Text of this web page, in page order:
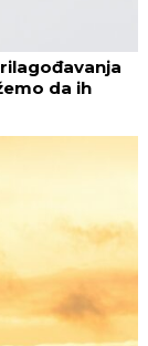
da ih